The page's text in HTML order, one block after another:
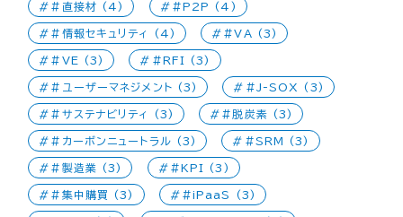
#直接材 (4) #P2P (4)
#情報セキュリティ (4) #VA (3)
#VE (3) #RFI (3)
#ユーザーマネジメント (3) #J-SOX (3)
#サステナビリティ (3) #脱炭素 (3)
#カーボンニュートラル (3) #SRM (3)
#製造業 (3) #KPI (3)
#集中購買 (3) #iPaaS (3)